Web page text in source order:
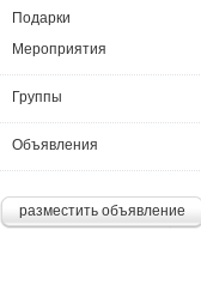
Подарки
Мероприятия
Группы
Объявления
разместить объявление